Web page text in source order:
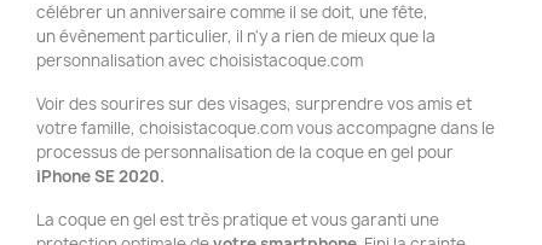
célébrer un anniversaire comme il se doit, une fête,
un évènement particulier, il n'y a rien de mieux que la
personnalisation avec choisistacoque.com
Voir des sourires sur des visages, surprendre vos amis et
votre famille, choisistacoque.com vous accompagne dans le
processus de personnalisation de la coque en gel pour
iPhone SE 2020.
La coque en gel est très pratique et vous garanti une